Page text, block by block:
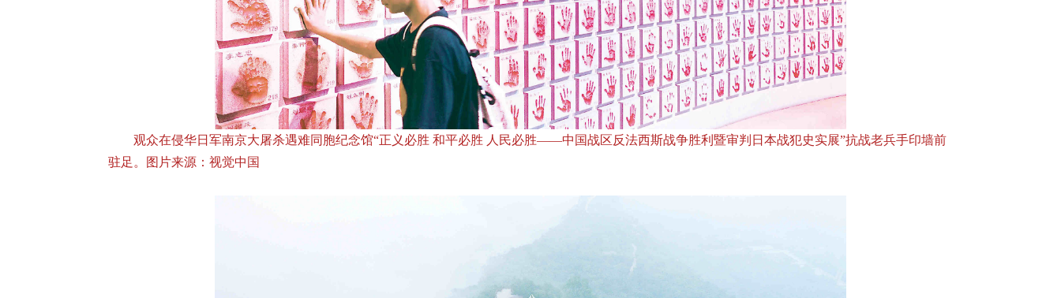
观众在侵华日军南京大屠杀遇难同胞纪念馆“正义必胜 和平必胜 人民必胜——中国战区反法西斯战争胜利暨审判日本战犯史实展”抗战老兵手印墙前
驻足。图片来源：视觉中国